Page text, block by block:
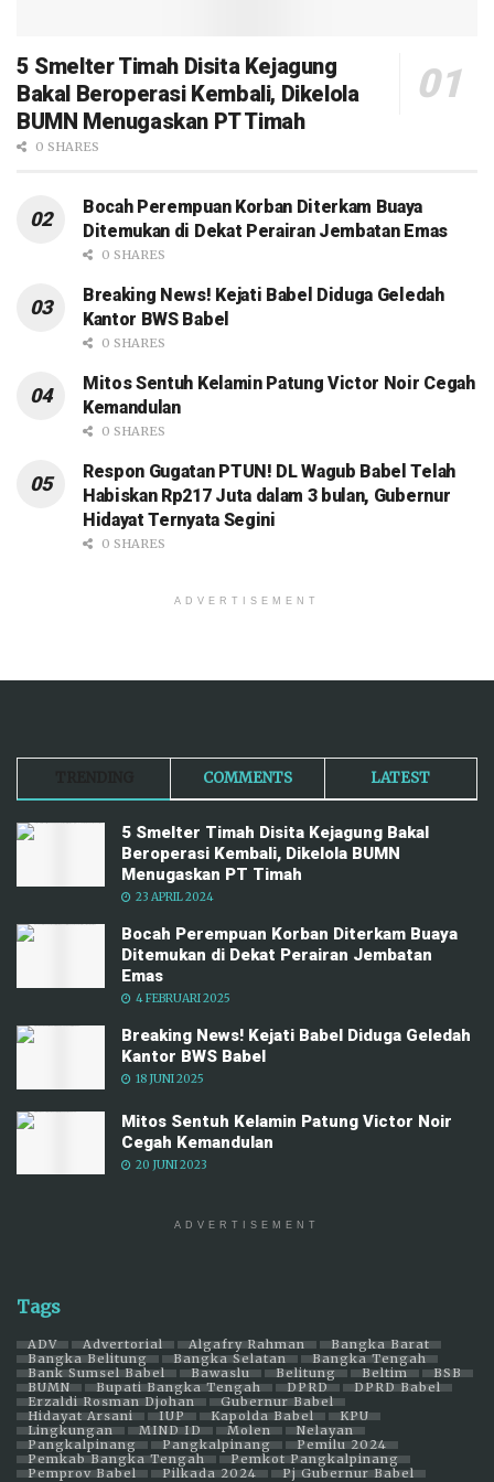
5 Smelter Timah Disita Kejagung
Bakal Beroperasi Kembali, Dikelola
BUMN Menugaskan PT Timah
0 SHARES
Bocah Perempuan Korban Diterkam Buaya
Ditemukan di Dekat Perairan Jembatan Emas
0 SHARES
Breaking News! Kejati Babel Diduga Geledah
Kantor BWS Babel
0 SHARES
Mitos Sentuh Kelamin Patung Victor Noir Cegah
Kemandulan
0 SHARES
Respon Gugatan PTUN! DL Wagub Babel Telah
Habiskan Rp217 Juta dalam 3 bulan, Gubernur
Hidayat Ternyata Segini
0 SHARES
ADVERTISEMENT
COMMENTS LATEST
5 Smelter Timah Disita Kejagung Bakal
Beroperasi Kembali, Dikelola BUMN
Menugaskan PT Timah
23 APRIL 2024
Bocah Perempuan Korban Diterkam Buaya
Ditemukan di Dekat Perairan Jembatan
Emas
4 FEBRUARI 2025
Breaking News! Kejati Babel Diduga Geledah
Kantor BWS Babel
18 JUNI 2025
Mitos Sentuh Kelamin Patung Victor Noir
Cegah Kemandulan
20 JUNI 2023
ADVERTISEMENT
Tags
ADV Advertorial Algafry Rahman
Bangka Barat
Bangka Belitung
Bangka Selatan
Bangka Tengah
Bank Sumsel Babel
Bawaslu Belitung Beltim
BSB
BUMN
Bupati Bangka Tengah DPRD
DPRD Babel
Erzaldi Rosman Djohan
Gubernur Babel
Hidayat Arsani
IUP Kapolda Babel
KPU
Lingkungan
MIND ID Molen
Nelayan
Pangkalpinang
Pangkalpinang
Pemilu 2024
Pemkab Bangka Tengah
Pemkot Pangkalpinang
Pemprov Babel
Pilkada 2024
Pj Gubernur Babel